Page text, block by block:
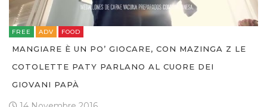
FREE ADV FOOD
MANGIARE È UN PO’ GIOCARE, CON MAZINGA Z LE
COTOLETTE PATY PARLANO AL CUORE DEI
GIOVANI PAPÀ